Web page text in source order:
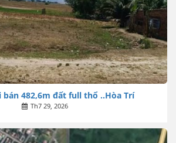
bán 482,6m đất full thổ ..Hòa Trí
Th7 29, 2026